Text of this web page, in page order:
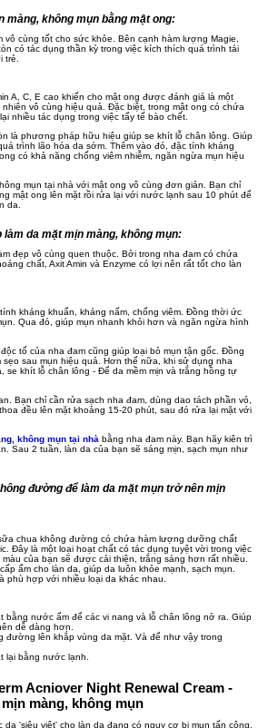
màng, không mụn bằng mật ong:
vô cùng tốt cho sức khỏe. Bên cạnh hàm lượng Magie,
có tác dụng thần kỳ trong việc kích thích quá trình tái
trẻ.
A, C, E cao khiến cho mật ong được đánh giá là một
vô cùng hiệu quả. Đặc biệt, trong mật ong có chứa
nhiều tác dụng trong việc tẩy tế bào chết.
là phương pháp hữu hiệu giúp se khít lỗ chân lông. Giúp
trình lão hóa da sớm. Thêm vào đó, đặc tính kháng
có khả năng chống viêm nhiễm, ngăn ngừa mụn hiệu
mụn tại nhà với mật ong vô cùng đơn giản. Bạn chỉ
mật ong lên mặt rồi rửa lại với nước lạnh sau 10 phút để
da.
làm da mặt mịn màng, không mụn:
đẹp vô cùng quen thuộc. Bởi trong nha đam có chứa
chất, Axit Amin và Enzyme có lợi nên rất tốt cho làn
kháng khuẩn, kháng nấm, chống viêm. Đồng thời ức
Qua đó, giúp mụn nhanh khỏi hơn và ngăn ngừa hình
tố của nha đam cũng giúp loại bỏ mụn tận gốc. Đồng
sau mụn hiệu quả. Hơn thế nữa, khi sử dụng nha
se khít lỗ chân lông - Để da mềm mịn và trắng hồng tự
Bạn chỉ cần rửa sạch nha đam, dùng dao tách phần vỏ,
đều lên mặt khoảng 15-20 phút, sau đó rửa lại mặt với
không mụn tại nhà bằng nha đam này. Bạn hãy kiên trì
Sau 2 tuần, làn da của bạn sẽ sáng mịn, sạch mụn như
đường để làm da mặt mụn trở nên mịn
chua không đường có chứa hàm lượng dưỡng chất
Đây là một loại hoạt chất có tác dụng tuyệt vời trong việc
của bạn sẽ được cải thiện, trắng sáng hơn rất nhiều.
ẩm cho làn da, giúp da luôn khỏe mạnh, sạch mụn.
phù hợp với nhiều loại da khác nhau.
bằng nước ấm để các vi nang và lỗ chân lông nở ra. Giúp
dễ dàng hơn.
đường lên khắp vùng da mặt. Và để như vậy trong
lại bằng nước lạnh.
Acniover Night Renewal Cream -
màng, không mụn
da 'siêu việt' cho làn da đang có nguy cơ bị mụn tấn công.